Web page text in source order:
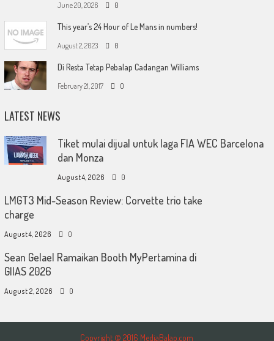
June 20, 2026 0
This year’s 24 Hour of Le Mans in numbers!
August 2, 2023 0
Di Resta Tetap Pebalap Cadangan Williams
February 21, 2017 0
LATEST NEWS
Tiket mulai dijual untuk laga FIA WEC Barcelona
dan Monza
August 4, 2026 0
LMGT3 Mid-Season Review: Corvette trio take
charge
August 4, 2026 0
Sean Gelael Ramaikan Booth MyPertamina di
GIIAS 2026
August 2, 2026 0
Copyright © 2016 MediaBalap.com